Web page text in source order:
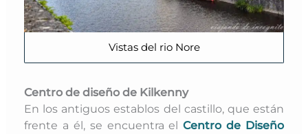
Vistas del rio Nore
Centro de diseño de Kilkenny
En los antiguos establos del castillo, que están
frente a él, se encuentra elCentro de Diseño